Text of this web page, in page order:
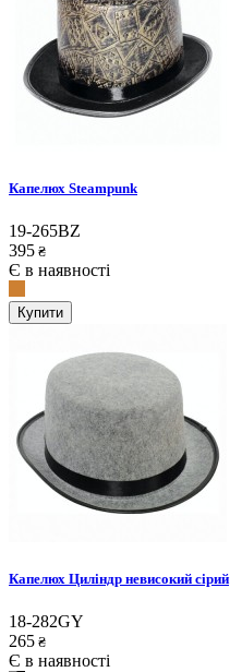
Капелюх Steampunk
19-265BZ
395 ₴
Є в наявності
Купити
Капелюх Циліндр невисокий сірий
18-282GY
265 ₴
Є в наявності